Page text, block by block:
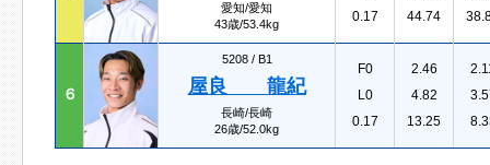
愛知/愛知
43歳/53.4kg
0.17
44.74
６
5208 / B1
屋良 龍紀
長崎/長崎
26歳/52.0kg
F0
L0
0.17
2.46
4.82
13.25